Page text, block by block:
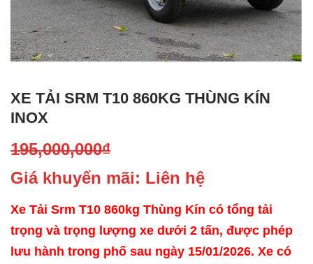
XE TẢI SRM T10 860KG THÙNG KÍN
INOX
195,000,000₫
Giá khuyến mãi: Liên hệ
Xe Tải Srm T10 860kg Thùng Kín có tổng tải
trọng và trọng lượng xe dưới 2 tấn, được phép
lưu hành trong phố sau ngày 15/01/2026. Xe có